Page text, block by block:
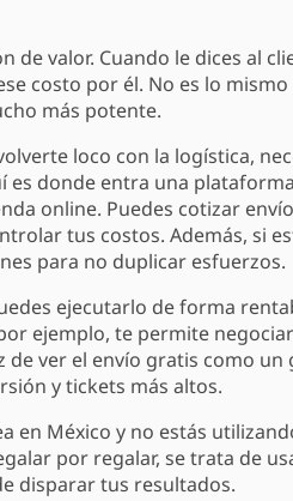
valor. Cuando le dices al
costo por él. No es lo
más potente.
loco con la logística,
donde entra una
online. Puedes cotizar
tus costos. Además, si
para no duplicar esfuerzos.
ejecutarlo de forma
ejemplo, te permite
de ver el envío gratis como
y tickets más altos.
en México y no estás
por regalar, se trata de
disparar tus resultados.